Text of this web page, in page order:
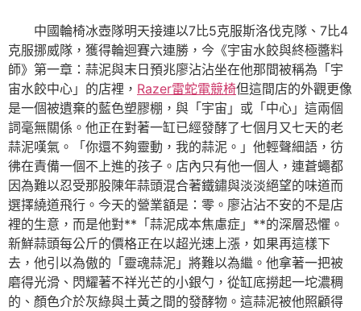
中國輪椅冰壺隊明天接連以7比5克服斯洛伐克隊、7比4
克服挪威隊，獲得輪迴賽六連勝，今《宇宙水餃與終極醬料
師》第一章：蒜泥與末日預兆廖沾沾坐在他那間被稱為「宇
宙水餃中心」的店裡， Razer雷蛇電競椅但這間店的外觀更像
是一個被遺棄的藍色塑膠棚，與「宇宙」或「中心」這兩個
詞毫無關係。他正在對著一缸已經發酵了七個月又七天的老
蒜泥嘆氣。「你還不夠靈動，我的蒜泥。」他輕聲細語，彷
彿在責備一個不上進的孩子。店內只有他一個人，連蒼蠅都
因為難以忍受那股陳年蒜頭混合著鐵鏽與淡淡絕望的味道而
選擇繞道飛行。今天的營業額是：零。廖沾沾不安的不是店
裡的生意，而是他對**「蒜泥成本焦慮症」**的深層恐懼。
新鮮蒜頭每公斤的價格正在以超光速上漲，如果再這樣下
去，他引以為傲的「靈魂蒜泥」將難以為繼。他拿著一把被
磨得光滑、閃耀著不祥光芒的小銀勺，從缸底撈起一坨濃稠
的、顏色介於灰綠與土黃之間的發酵物。這蒜泥被他照顧得